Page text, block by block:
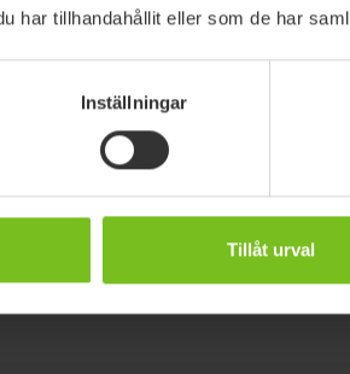
har tillhandahållit eller som de har
Inställningar
Tillåt urval
cm 1722030
115 cm 1722040
130 cm
145 cm
tvätta vid högre temperaturer sliter ut
Storleksguide